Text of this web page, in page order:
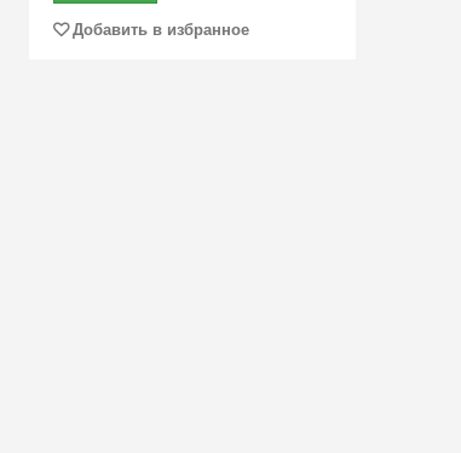
Добавить в избранное